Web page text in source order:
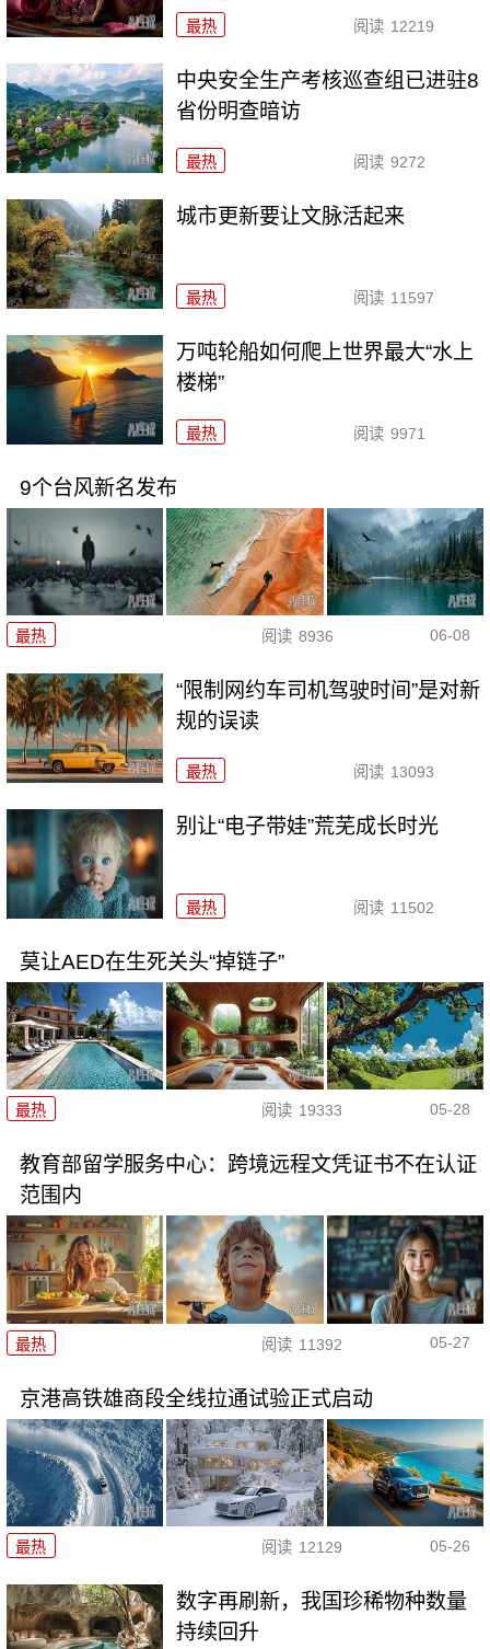
最热 阅读 12219
中央安全生产考核巡查组已进驻8
省份明查暗访
最热 阅读 9272
城市更新要让文脉活起来
最热 阅读 11597
万吨轮船如何爬上世界最大“水上
楼梯”
最热 阅读 9971
9个台风新名发布
最热 阅读 8936 06-08
“限制网约车司机驾驶时间”是对新
规的误读
最热 阅读 13093
别让“电子带娃”荒芜成长时光
最热 阅读 11502
莫让AED在生死关头“掉链子”
最热 阅读 19333 05-28
教育部留学服务中心：跨境远程文凭证书不在认证
范围内
最热 阅读 11392 05-27
京港高铁雄商段全线拉通试验正式启动
最热 阅读 12129 05-26
数字再刷新，我国珍稀物种数量
持续回升